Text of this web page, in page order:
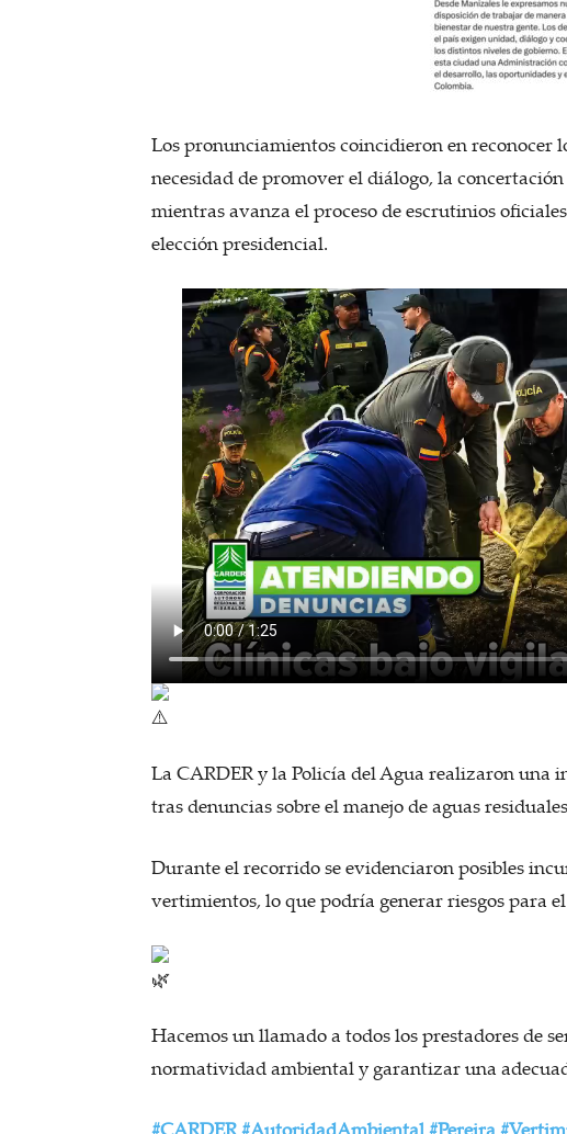
Los pronunciamientos coincidieron en reconocer
necesidad de promover el diálogo, la
mientras avanza el proceso de escrutinios
elección presidencial.
La CARDER y la Policía del Agua realizaron una
tras denuncias sobre el manejo de aguas
Durante el recorrido se evidenciaron posibles
vertimientos, lo que podría generar riesgos para
Hacemos un llamado a todos los prestadores de
normatividad ambiental y garantizar una
#CARDER#AutoridadAmbiental #Pereira